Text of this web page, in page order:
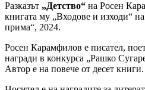
Разказът „Детство“ на Росен
книгата му „Входове и изходи“
прима“, 2024.
Росен Карамфилов е писател,
награди в конкурса „Рашко
Автор е на повече от десет книги.